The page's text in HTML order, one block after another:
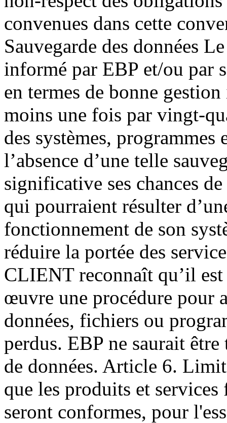
convenues dans cette
Sauvegarde des données
informé par EBP et/ou par
en termes de bonne
moins une fois par vingt-
des systèmes,
l’absence d’une telle
significative ses chances
qui pourraient résulter
fonctionnement de son
réduire la portée des
CLIENT reconnaît qu’il est
œuvre une procédure pour
données, fichiers ou
perdus. EBP ne saurait être
de données. Article 6.
que les produits et services
seront conformes, pour